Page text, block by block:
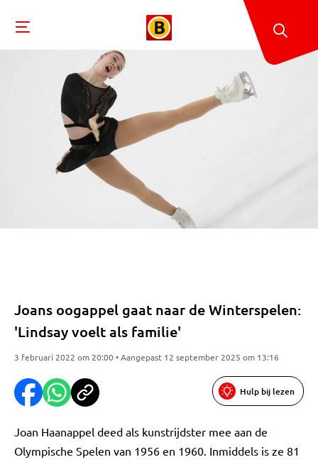
Joans oogappel gaat naar de Winterspelen:
'Lindsay voelt als familie'
3 februari 2022 om 20:00 • Aangepast 12 september 2025 om 13:16
Hulp bij lezen
Joan Haanappel deed als kunstrijdster mee aan de
Olympische Spelen van 1956 en 1960. Inmiddels is ze 81